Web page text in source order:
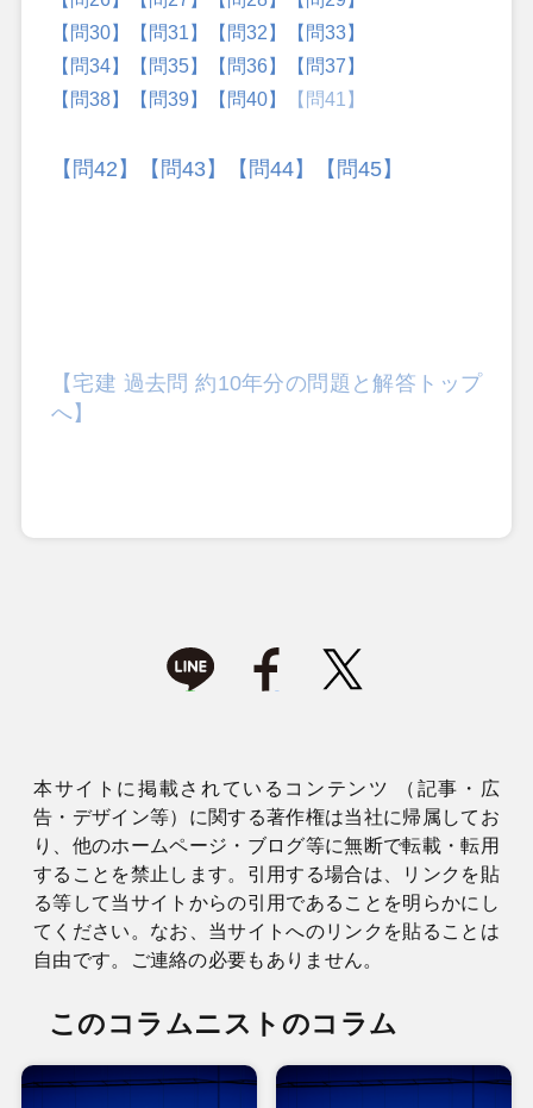
【問30】
【問31】 【問32】
【問33】
【問34】
【問35】 【問36】
【問37】
【問38】
【問39】 【問40】 【問41】
【問42】 【問43】 【問44】 【問45】
【宅建 過去問 約10年分の問題と解答トップ
へ】
本サイトに掲載されているコンテンツ （記事・広
告・デザイン等）に関する著作権は当社に帰属してお
り、他のホームページ・ブログ等に無断で転載・転用
することを禁止します。引用する場合は、リンクを貼
る等して当サイトからの引用であることを明らかにし
てください。なお、当サイトへのリンクを貼ることは
自由です。ご連絡の必要もありません。
このコラムニストのコラム